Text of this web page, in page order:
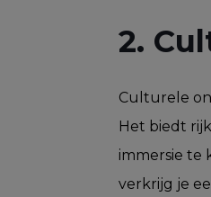
2.
Culturele
Het biedt
immersie te
verkrijg je